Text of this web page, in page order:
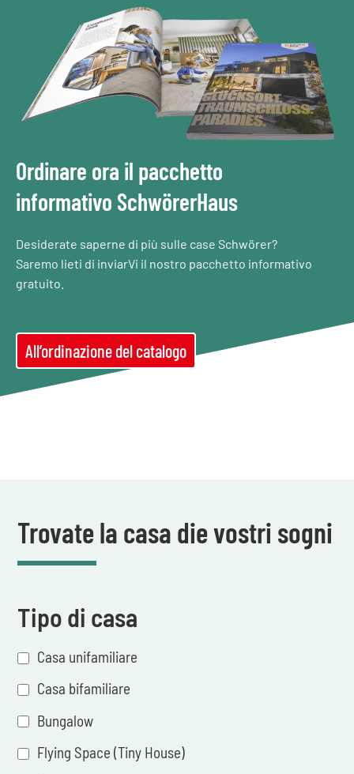
Ordinare ora il pacchetto
informativo SchwörerHaus
Desiderate saperne di più sulle case Schwörer?
Saremo lieti di inviarVi il nostro pacchetto informativo
gratuito.
All’ordinazione del catalogo
Trovate la casa die vostri sogni
Tipo di casa
Casa unifamiliare
Casa bifamiliare
Bungalow
Flying Space (Tiny House)